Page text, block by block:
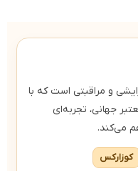
و مراقبتی است که با
جهانی، تجربه‌ای
می‌کند.
کوزارکس